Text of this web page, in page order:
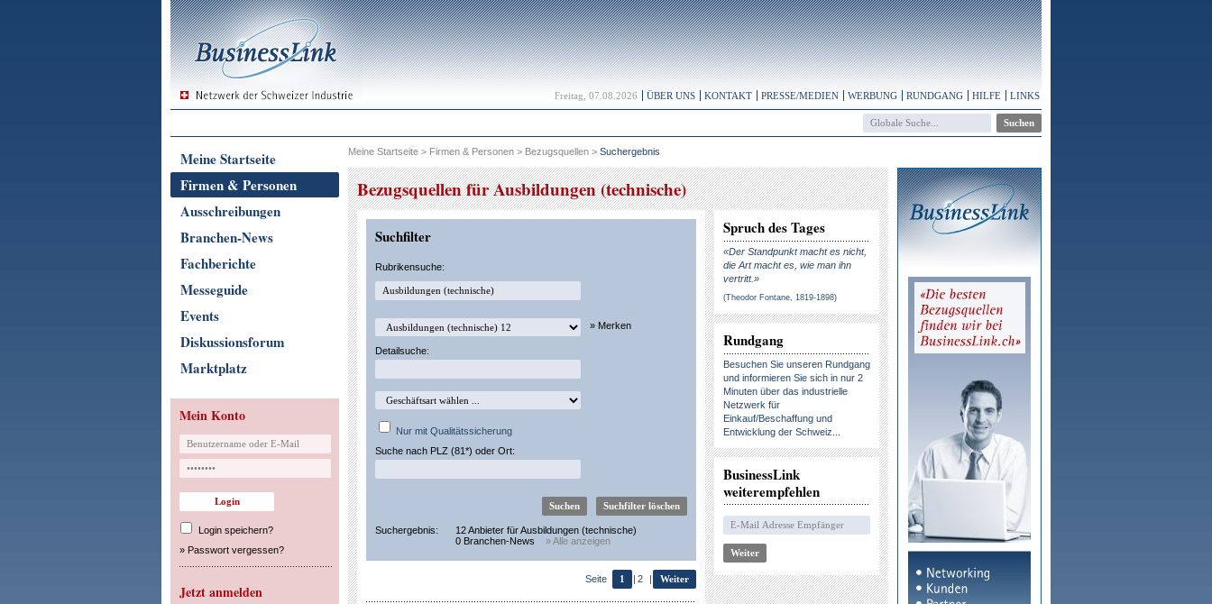
Freitag, 07.08.2026 ÜBER UNS KONTAKT PRESSE/MEDIEN WERBUNG RUNDGANG HILFE LINKS
Meine Startseite
Firmen & Personen
Ausschreibungen
Branchen-News
Fachberichte
Messeguide
Events
Diskussionsforum
Marktplatz
Mein Konto
Login speichern?
» Passwort vergessen?
Jetzt anmelden
Meine Startseite > Firmen & Personen > Bezugsquellen > Suchergebnis
Bezugsquellen für Ausbildungen (technische)
Suchfilter
Rubrikensuche:
» Merken
Detailsuche:
Nur mit Qualitätssicherung
Suche nach PLZ (81*) oder Ort:
Suchergebnis:
12 Anbieter für Ausbildungen (technische)
0 Branchen-News
» Alle anzeigen
Seite 1 | 2 | Weiter
Spruch des Tages
«Der Standpunkt macht es nicht,
die Art macht es, wie man ihn
vertritt.»
(Theodor Fontane, 1819-1898)
Rundgang
Besuchen Sie unseren Rundgang
und informieren Sie sich in nur 2
Minuten über das industrielle
Netzwerk für
Einkauf/Beschaffung und
Entwicklung der Schweiz...
BusinessLink
weiterempfehlen